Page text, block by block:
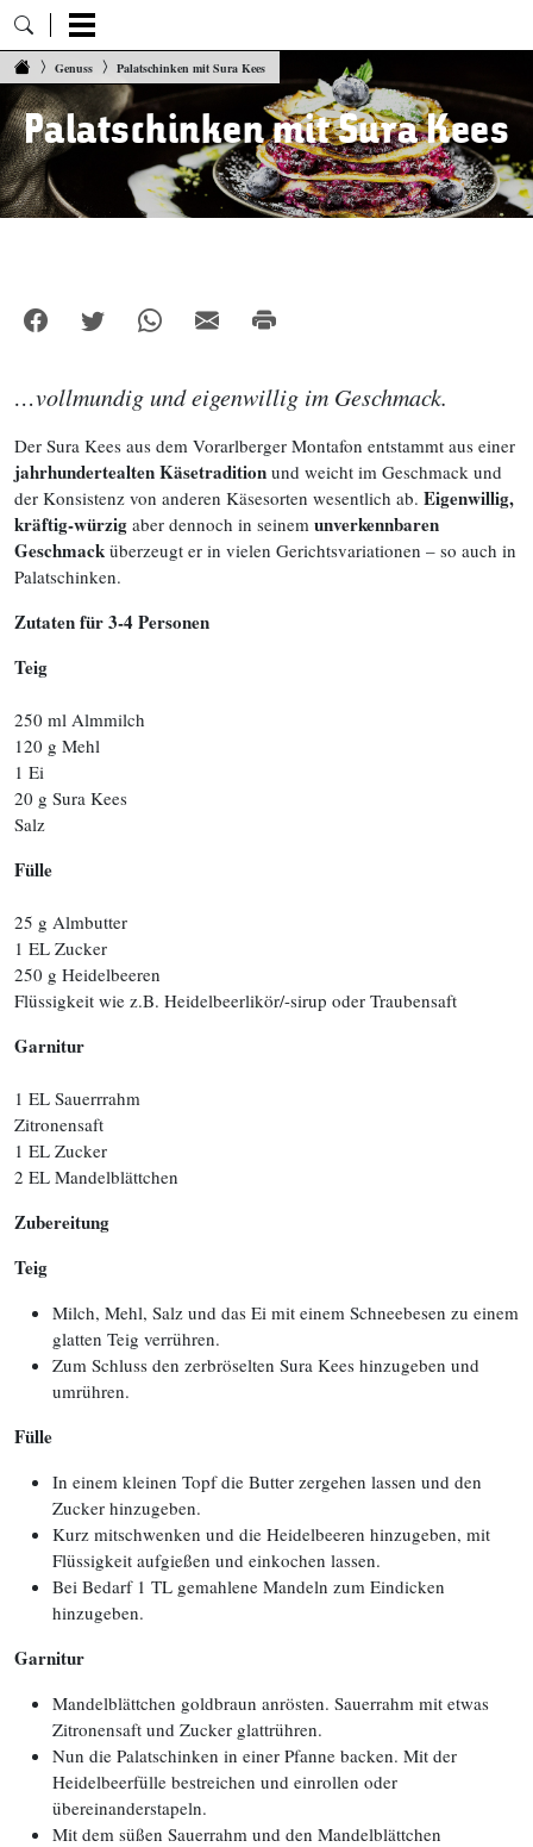
Zum Inhalt springen
Genuss Palatschinken mit Sura Kees
Palatschinken mit Sura Kees
…vollmundig und eigenwillig im Geschmack.
Der Sura Kees aus dem Vorarlberger Montafon entstammt aus einer
jahrhundertealten Käsetradition und weicht im Geschmack und
der Konsistenz von anderen Käsesorten wesentlich ab. Eigenwillig,
kräftig-würzig aber dennoch in seinem unverkennbaren
Geschmack überzeugt er in vielen Gerichtsvariationen – so auch in
Palatschinken.
Zutaten für 3-4 Personen
Teig
250 ml Almmilch
120 g Mehl
1 Ei
20 g Sura Kees
Salz
Fülle
25 g Almbutter
1 EL Zucker
250 g Heidelbeeren
Flüssigkeit wie z.B. Heidelbeerlikör/-sirup oder Traubensaft
Garnitur
1 EL Sauerrrahm
Zitronensaft
1 EL Zucker
2 EL Mandelblättchen
Zubereitung
Teig
Milch, Mehl, Salz und das Ei mit einem Schneebesen zu einem
glatten Teig verrühren.
Zum Schluss den zerbröselten Sura Kees hinzugeben und
umrühren.
Fülle
In einem kleinen Topf die Butter zergehen lassen und den
Zucker hinzugeben.
Kurz mitschwenken und die Heidelbeeren hinzugeben, mit
Flüssigkeit aufgießen und einkochen lassen.
Bei Bedarf 1 TL gemahlene Mandeln zum Eindicken
hinzugeben.
Garnitur
Mandelblättchen goldbraun anrösten. Sauerrahm mit etwas
Zitronensaft und Zucker glattrühren.
Nun die Palatschinken in einer Pfanne backen. Mit der
Heidelbeerfülle bestreichen und einrollen oder
übereinanderstapeln.
Mit dem süßen Sauerrahm und den Mandelblättchen